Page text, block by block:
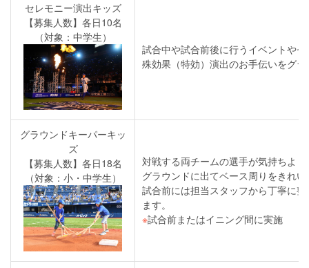
セレモニー演出キッズ
【募集人数】各日10名
（対象：中学生）
試合中や試合前後に行うイベントや
殊効果（特効）演出のお手伝いをグ
グラウンドキーパーキッ
ズ
【募集人数】各日18名
（対象：小・中学生）
対戦する両チームの選手が気持ちよ
グラウンドに出てベース周りをきれ
試合前には担当スタッフから丁寧に
ます。
※試合前またはイニング間に実施